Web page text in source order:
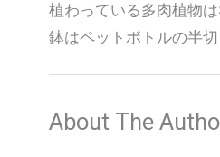
植わっている多肉植物
鉢はペットボトルの半
About The